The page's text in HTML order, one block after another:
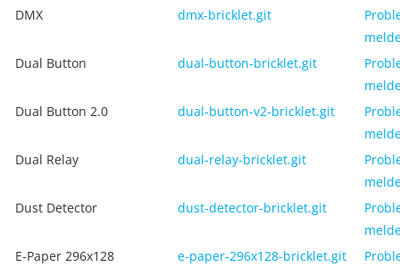
DMX
dmx-bricklet.git
Dual Button
dual-button-bricklet.git
Dual Button 2.0
dual-button-v2-bricklet.git
Dual Relay
dual-relay-bricklet.git
Dust Detector
dust-detector-bricklet.git
E-Paper 296x128
e-paper-296x128-bricklet.git